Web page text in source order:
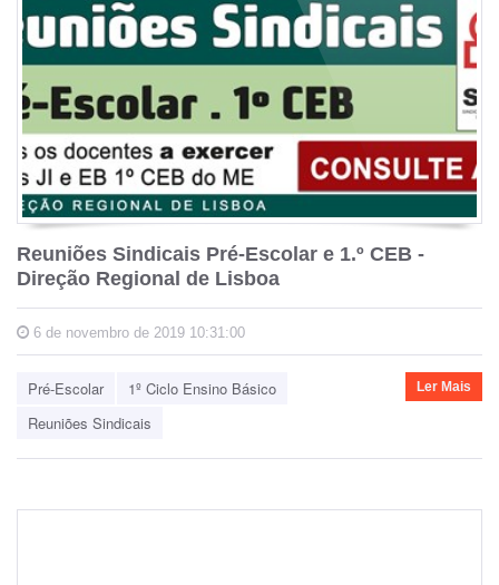
Reuniões Sindicais Pré-Escolar e 1.º CEB -
Direção Regional de Lisboa
6 de novembro de 2019 10:31:00
Pré-Escolar
1º Ciclo Ensino Básico
Reuniões Sindicais
Ler Mais